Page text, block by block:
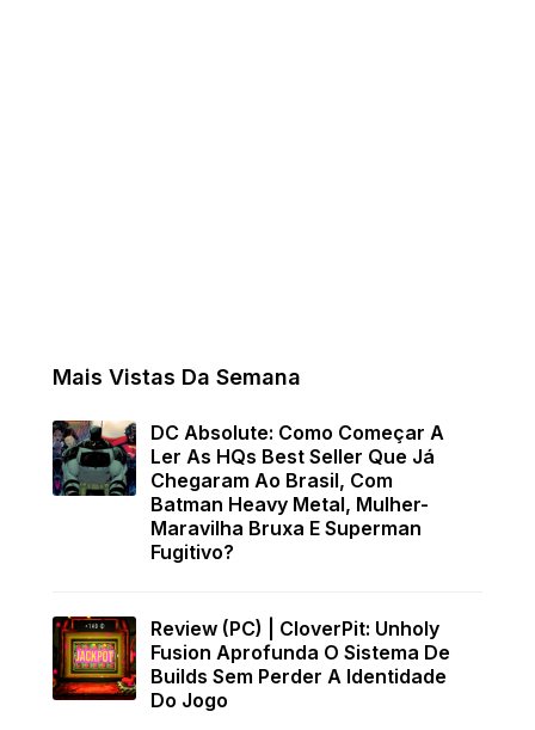
Mais Vistas Da Semana
DC Absolute: Como Começar A
Ler As HQs Best Seller Que Já
Chegaram Ao Brasil, Com
Batman Heavy Metal, Mulher-
Maravilha Bruxa E Superman
Fugitivo?
Review (PC) | CloverPit: Unholy
Fusion Aprofunda O Sistema De
Builds Sem Perder A Identidade
Do Jogo